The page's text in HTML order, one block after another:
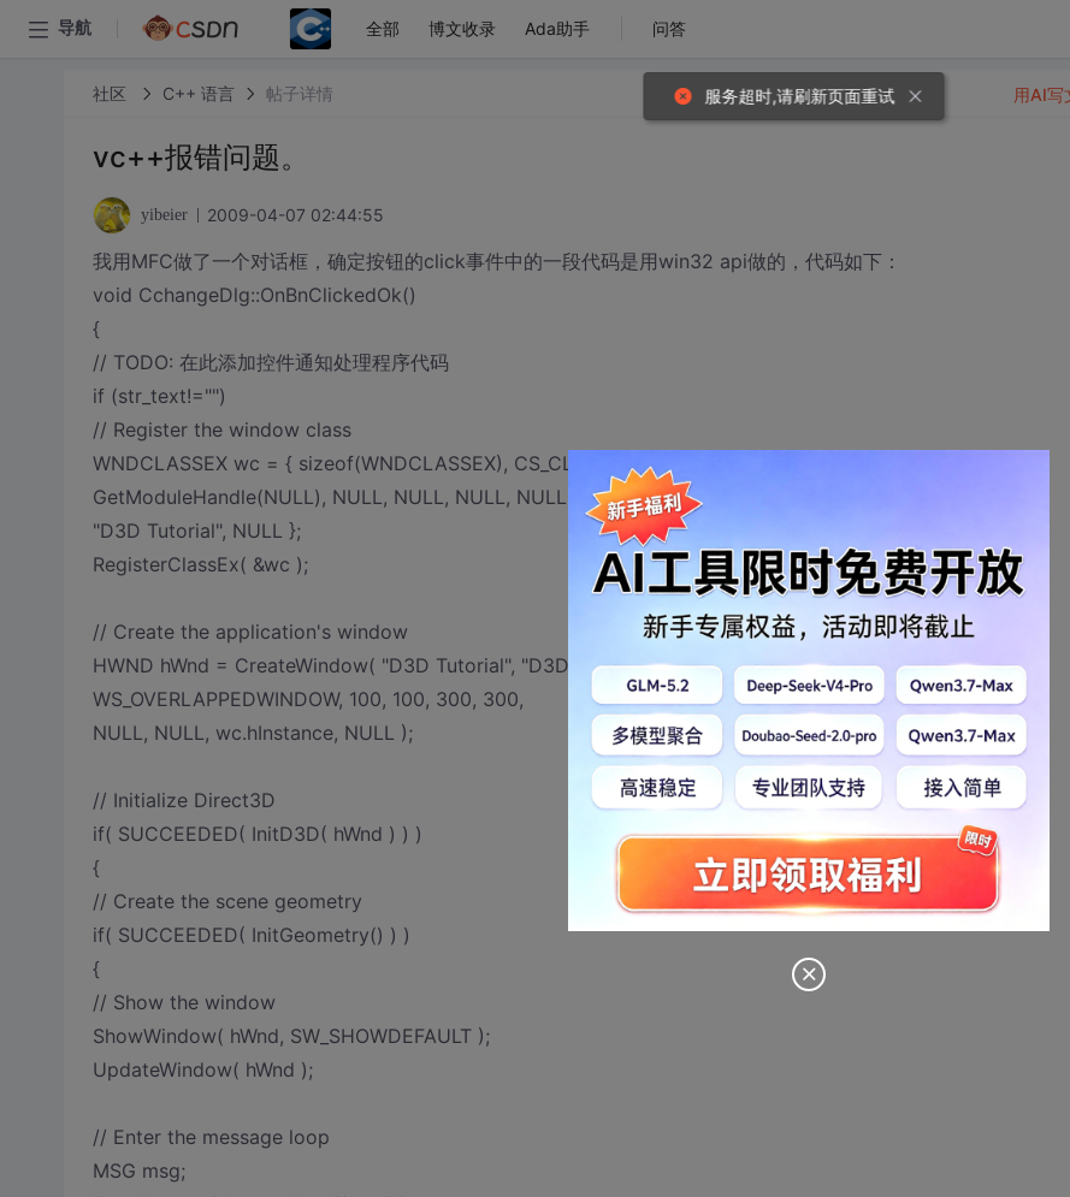
导航 全部 博文收录 Ada助手 问答
社区 C++ 语言 帖子详情
vc++报错问题。
yibeier 2009-04-07 02:44:55
我用MFC做了一个对话框，确定按钮的click事件中的一段代码是用win32 api做的，代码如下：
void CchangeDlg::OnBnClickedOk()
{
// TODO: 在此添加控件通知处理程序代码
if (str_text!="")
// Register the window class
WNDCLASSEX wc = { sizeof(WNDCLASSEX), CS_CLASSDC, MsgProc, 0L, 0L,
GetModuleHandle(NULL), NULL, NULL, NULL, NULL,
"D3D Tutorial", NULL };
RegisterClassEx( &wc );
// Create the application's window
HWND hWnd = CreateWindow( "D3D Tutorial", "D3D Tutorial 3ds Rendering",
WS_OVERLAPPEDWINDOW, 100, 100, 300, 300,
NULL, NULL, wc.hInstance, NULL );
// Initialize Direct3D
if( SUCCEEDED( InitD3D( hWnd ) ) )
{
// Create the scene geometry
if( SUCCEEDED( InitGeometry() ) )
{
// Show the window
ShowWindow( hWnd, SW_SHOWDEFAULT );
UpdateWindow( hWnd );
// Enter the message loop
MSG msg;
用AI写